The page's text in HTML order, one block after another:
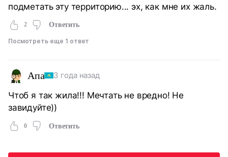
подметать эту территорию... эх, как мне их жаль.
2 Ответить
Посмотреть еще 1 ответ
Апа 3 года назад
Чтоб я так жила!!! Мечтать не вредно! Не
завидуйте))
0 Ответить